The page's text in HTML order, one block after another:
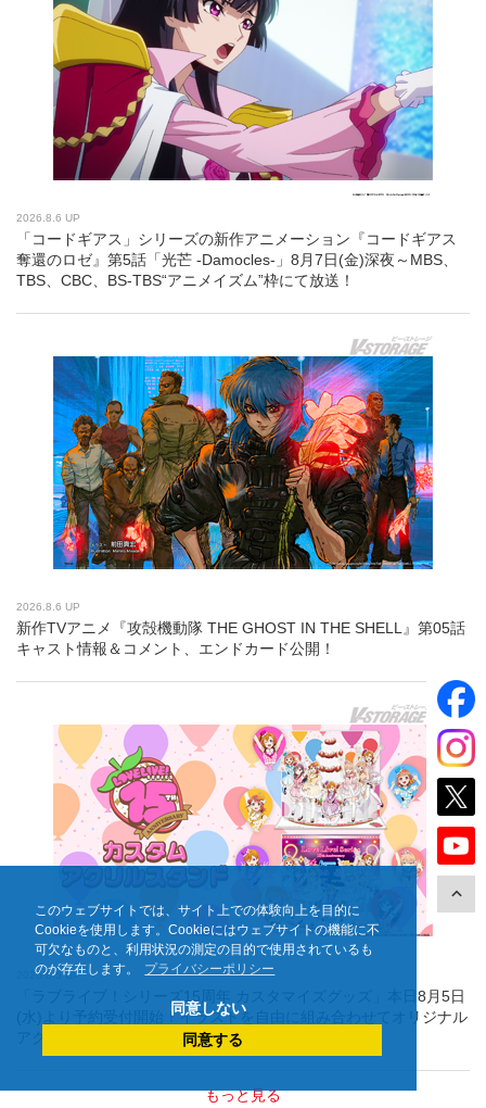
このウェブサイトでは、サイト上での体験向上を目的に
Cookieを使用します。Cookieにはウェブサイトの機能に不
可欠なものと、利用状況の測定の目的で使用されているも
のが存在します。
プライバシーポリシー
同意しない
同意する
2026.8.6 UP
「コードギアス」シリーズの新作アニメーション『コードギアス
奪還のロゼ』第5話「光芒 -Damocles-」8月7日(金)深夜～MBS、
TBS、CBC、BS-TBS“アニメイズム”枠にて放送！
2026.8.6 UP
新作TVアニメ『攻殻機動隊 THE GHOST IN THE SHELL』第05話
キャスト情報＆コメント、エンドカード公開！
2026.8.5 UP
「ラブライブ！シリーズ15周年 カスタマイズグッズ」本日8月5日
(水)より予約受付開始！イラストを自由に組み合わせてオリジナル
アクリルスタンド＆Tシャツを作ろう！
もっと見る